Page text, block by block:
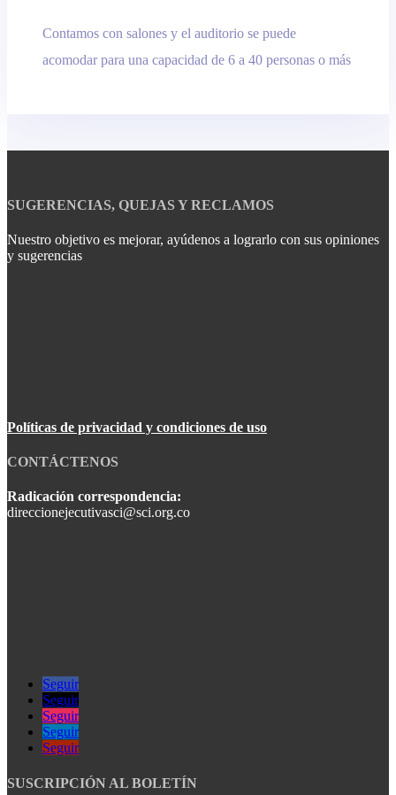
Contamos con salones y el auditorio se puede
acomodar para una capacidad de 6 a 40 personas o más
SUGERENCIAS, QUEJAS Y RECLAMOS
Nuestro objetivo es mejorar, ayúdenos a lograrlo con sus opiniones
y sugerencias
Políticas de privacidad y condiciones de uso
CONTÁCTENOS
Radicación correspondencia:
direccionejecutivasci@sci.org.co
Seguir
Seguir
Seguir
Seguir
Seguir
SUSCRIPCIÓN AL BOLETÍN